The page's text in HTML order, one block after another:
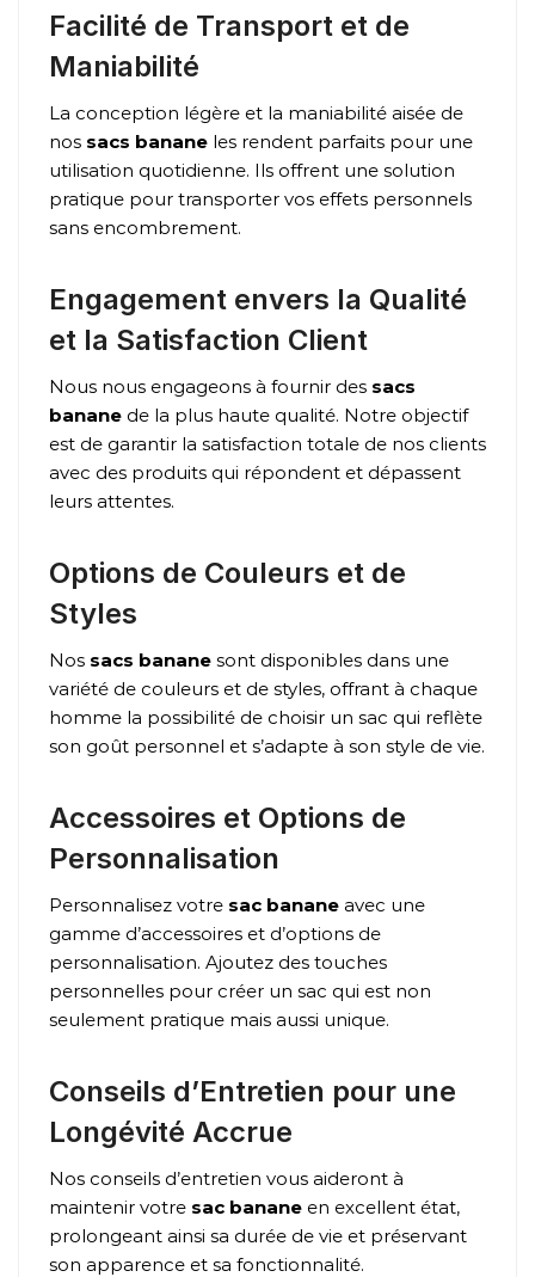
Facilité de Transport et de
Maniabilité
La conception légère et la maniabilité aisée de
nos sacs banane les rendent parfaits pour une
utilisation quotidienne. Ils offrent une solution
pratique pour transporter vos effets personnels
sans encombrement.
Engagement envers la Qualité
et la Satisfaction Client
Nous nous engageons à fournir des sacs
banane de la plus haute qualité. Notre objectif
est de garantir la satisfaction totale de nos clients
avec des produits qui répondent et dépassent
leurs attentes.
Options de Couleurs et de
Styles
Nos sacs banane sont disponibles dans une
variété de couleurs et de styles, offrant à chaque
homme la possibilité de choisir un sac qui reflète
son goût personnel et s’adapte à son style de vie.
Accessoires et Options de
Personnalisation
Personnalisez votre sac banane avec une
gamme d’accessoires et d’options de
personnalisation. Ajoutez des touches
personnelles pour créer un sac qui est non
seulement pratique mais aussi unique.
Conseils d’Entretien pour une
Longévité Accrue
Nos conseils d’entretien vous aideront à
maintenir votre sac banane en excellent état,
prolongeant ainsi sa durée de vie et préservant
son apparence et sa fonctionnalité.